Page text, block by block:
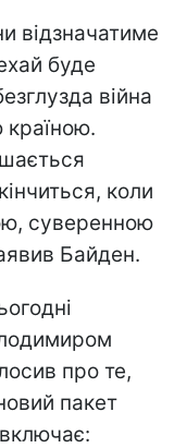
відзначатиме
буде
війна
країною.
коли
суверенною
Байден.
про те,
пакет